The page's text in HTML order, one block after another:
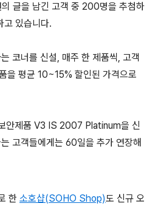
글을 남긴 고객 중 200명을 추첨하
고 있습니다.
코너를 신설, 매주 한 제품씩, 고객
을 평균 10~15% 할인된 가격으로
안제품 V3 IS 2007 Platinum을 신
고객들에게는 60일을 추가 연장해
한 소호샵(SOHO Shop)도 신규 오